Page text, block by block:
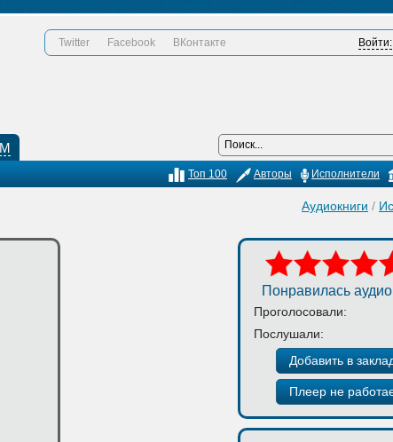
Twitter Facebook ВКонтакте Войти:
Исполнители
Авторы
Топ 100
Аудиокниги /
Понравилась
Проголосовали:
Послушали:
Добавить в
Плеер не